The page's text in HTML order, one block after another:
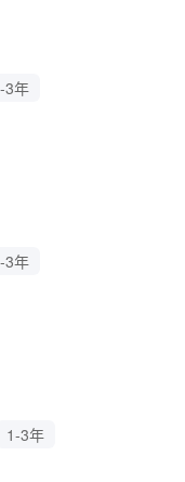
3年
3年
1-3年